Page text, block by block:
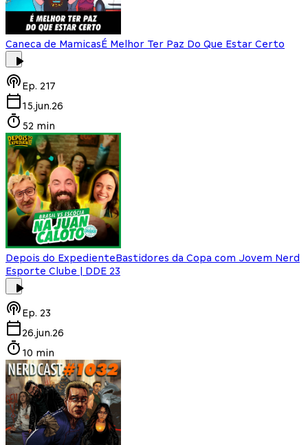
Caneca de MamicasÉ Melhor Ter Paz Do Que Estar Certo
Ep. 217
15.jun.26
52 min
Depois do ExpedienteBastidores da Copa com Jovem Nerd
Esporte Clube | DDE 23
Ep. 23
26.jun.26
10 min